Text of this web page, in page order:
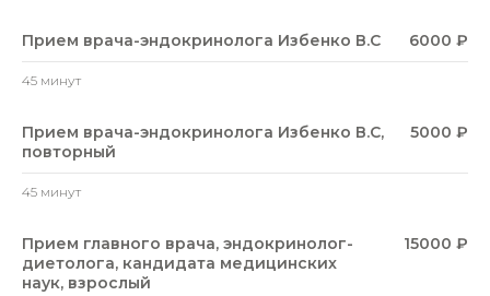
Прием врача-эндокринолога Избенко В.С 6000 ₽
45 минут
Прием врача-эндокринолога Избенко В.С,
повторный
5000 ₽
45 минут
Прием главного врача, эндокринолог-
диетолога, кандидата медицинских
наук, взрослый
15000 ₽